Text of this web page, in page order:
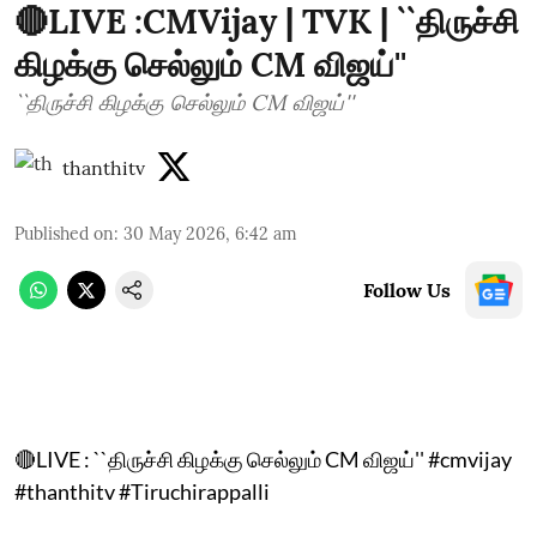
🔴LIVE :CMVijay | TVK | ``திருச்சி
கிழக்கு செல்லும் CM விஜய்''
``திருச்சி கிழக்கு செல்லும் CM விஜய்''
thanthitv
Published on: 30 May 2026, 6:42 am
Follow Us
🔴LIVE : ``திருச்சி கிழக்கு செல்லும் CM விஜய்'' #cmvijay
#thanthitv #Tiruchirappalli